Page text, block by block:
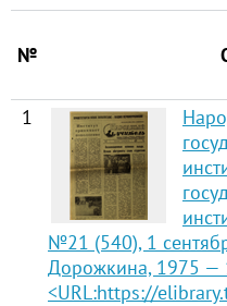
№
1
№21 (540), 1
Дорожкина, 1975
<URL:https://